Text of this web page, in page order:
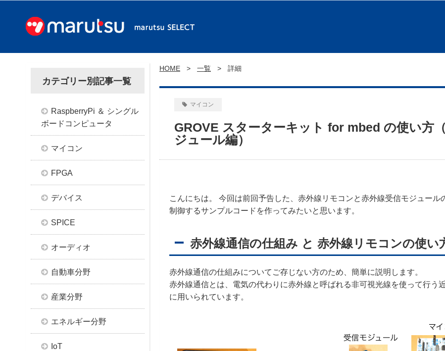
カテゴリー別記事一覧
RaspberryPi ＆ シングル
ボードコンピュータ
マイコン
FPGA
デバイス
SPICE
オーディオ
自動車分野
産業分野
エネルギー分野
IoT
HOME 一覧 詳細
マイコン
GROVE スターターキット for mbed の使い方
ジュール編）
こんにちは。 今回は前回予告した、赤外線リモコンと赤外線受信モジュー
制御するサンプルコードを作ってみたいと思います。
赤外線通信の仕組み と 赤外線リモコンの使い
赤外線通信の仕組みについてご存じない方のため、簡単に説明します。
赤外線通信とは、電気の代わりに赤外線と呼ばれる非可視光線を使って行う
に用いられています。